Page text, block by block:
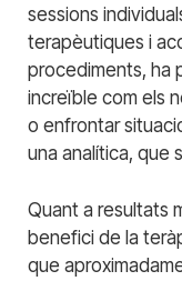
sessions
terapèutiques i
procediments, ha
increïble com els
o enfrontar
una analítica, que
Quant a resultats
benefici de la
que